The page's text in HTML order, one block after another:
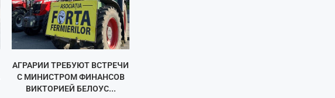
АГРАРИИ ТРЕБУЮТ ВСТРЕЧИ
С МИНИСТРОМ ФИНАНСОВ
ВИКТОРИЕЙ БЕЛОУС...